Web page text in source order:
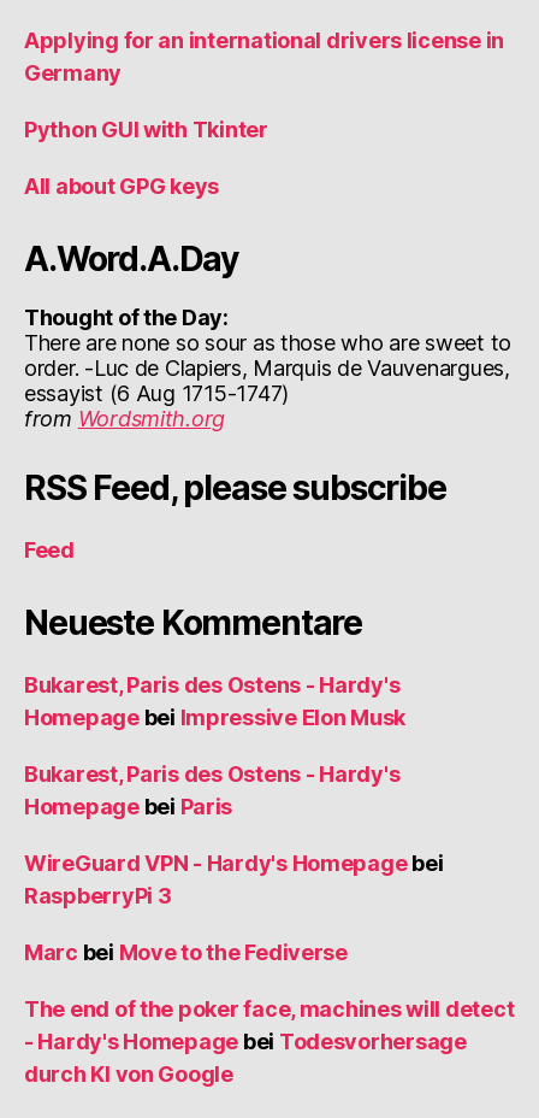
Applying for an international drivers license in
Germany
Python GUI with Tkinter
All about GPG keys
A.Word.A.Day
Thought of the Day:
There are none so sour as those who are sweet to
order. -Luc de Clapiers, Marquis de Vauvenargues,
essayist (6 Aug 1715-1747)
from Wordsmith.org
RSS Feed, please subscribe
Feed
Neueste Kommentare
Bukarest, Paris des Ostens - Hardy's
Homepagebei Impressive Elon Musk
Bukarest, Paris des Ostens - Hardy's
Homepagebei Paris
WireGuard VPN - Hardy's Homepagebei
RaspberryPi 3
Marc bei Move to the Fediverse
The end of the poker face, machines will detect
- Hardy's Homepage bei Todesvorhersage
durch KI von Google